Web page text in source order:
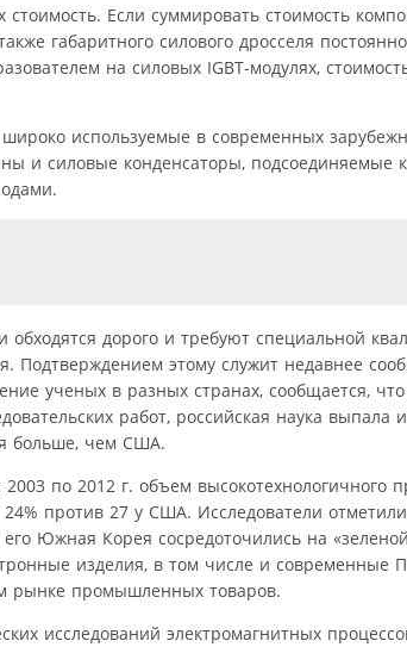
Если суммировать стоимость
габаритного силового дросселя
на силовых IGBT-модулях,
используемые в современных
и силовые конденсаторы, подсоединяемые
обходятся дорого и требуют специальной
Подтверждением этому служит недавнее
ученых в разных странах, сообщается,
работ, российская наука выпала
больше, чем США.
по 2012 г. объем высокотехнологичного
против 27 у США. Исследователи
Южная Корея сосредоточились на
изделия, в том числе и современные
рынке промышленных товаров.
исследований электромагнитных